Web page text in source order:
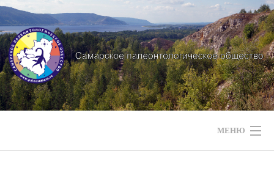
Перейти
содержимому
МЕНЮ